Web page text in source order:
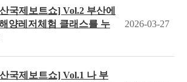
국제보트쇼] Vol.2 부산에
양레저체험 클래스를 누
2026-03-27
국제보트쇼] Vol.1 나 부